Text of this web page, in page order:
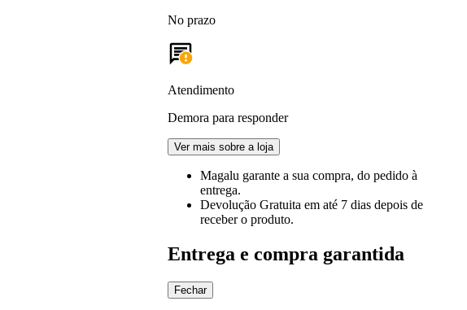
No prazo
Atendimento
Demora para responder
Ver mais sobre a loja
Magalu garante a sua compra, do pedido à
entrega.
Devolução Gratuita em até 7 dias depois de
receber o produto.
Entrega e compra garantida
Fechar